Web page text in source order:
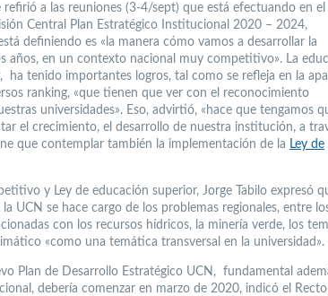
a las reuniones (3-4/sept) que está efectuando en el
Central Plan Estratégico Institucional 2020 – 2024,
definiendo es «la manera cómo vamos a desarrollar la
años, en un contexto nacional muy competitivo». La
ha tenido importantes logros, tal como se refleja en la
ranking, «que tienen que ver con el reconocimiento
universidades». Eso, advirtió, «hace que tengamos
el crecimiento, el desarrollo de nuestra institución, a
que contemplar también la implementación de la Ley de
y Ley de educación superior, Jorge Tabilo expresó
UCN se hace cargo de los problemas regionales, entre
con los recursos hídricos, la minería verde, los
«como una temática transversal en la universidad».
Plan de Desarrollo Estratégico UCN, fundamental
debería comenzar en marzo de 2020, indicó el